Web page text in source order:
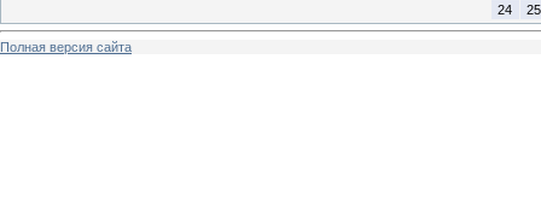
24
25
Полная версия сайта